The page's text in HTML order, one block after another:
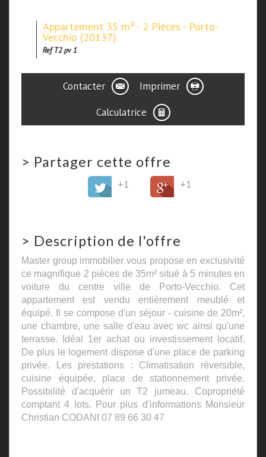
Appartement 35 m² - 2 Pièces - Porto-
Vecchio (20137)
Ref T2 pv 1
Contacter
Imprimer
Calculatrice
> Partager cette offre
+1 +1
> Description de l'offre
Master group immobilier vous propose en exclusivité
ce magnifique 2 pièces de 35m² situé à 5 minutes en
voiture du centre ville de Porto-Vecchio. Cet
appartement est vendu entièrement meublé et
équipé. Il se compose d'un séjour - cuisine de 20m²,
une chambre, une salle d'eau avec wc ainsi qu'une
terrasse. Idéal 1er achat ou investissement locatif.
De plus le logement dispose d'une place de parking
privée. Les prestations : Climatisation réversible,
cuisine équipée, place de stationnement privée.
Possibilité d'acquérir un T2 jumeau. Copropriété
comptant 4 lots. Pour plus d'informations Monsieur
Christian CODANI 07 89 66 30 47